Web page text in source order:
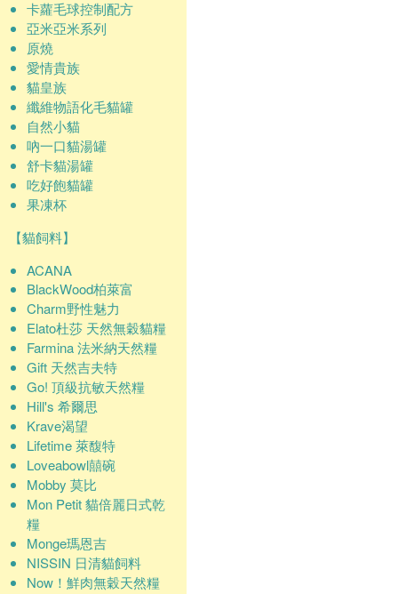
卡蘿毛球控制配方
亞米亞米系列
原燒
愛情貴族
貓皇族
纖維物語化毛貓罐
自然小貓
吶一口貓湯罐
舒卡貓湯罐
吃好飽貓罐
果凍杯
【貓飼料】
ACANA
BlackWood柏萊富
Charm野性魅力
Elato杜莎 天然無穀貓糧
Farmina 法米納天然糧
Gift 天然吉夫特
Go! 頂級抗敏天然糧
Hill's 希爾思
Krave渴望
Lifetime 萊馥特
Loveabowl囍碗
Mobby 莫比
Mon Petit 貓倍麗日式乾
糧
Monge瑪恩吉
NISSIN 日清貓飼料
Now！鮮肉無穀天然糧